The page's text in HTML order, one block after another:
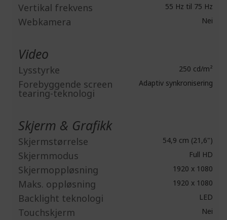
Vertikal frekvens 55 Hz til 75 Hz
Webkamera Nei
Video
Lysstyrke 250 cd/m²
Forebyggende screen
tearing-teknologi
Adaptiv synkronisering
Skjerm & Grafikk
Skjermstørrelse 54,9 cm (21,6")
Skjermmodus Full HD
Skjermoppløsning 1920 x 1080
Maks. oppløsning 1920 x 1080
Backlight teknologi LED
Touchskjerm Nei